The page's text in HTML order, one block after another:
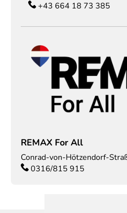
+43 664 18 73 385
REMAX For All
Conrad-von-Hötzendorf-
0316/815 915